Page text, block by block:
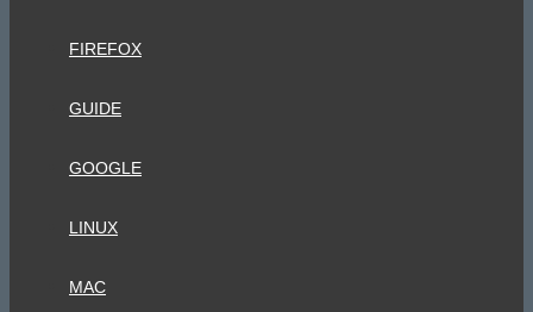
FIREFOX
GUIDE
GOOGLE
LINUX
MAC